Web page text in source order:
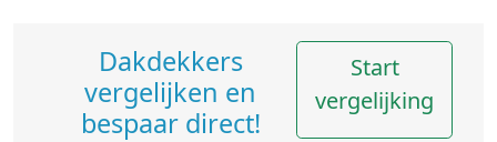
Dakdekkers
vergelijken en
bespaar direct!
Start
vergelijking